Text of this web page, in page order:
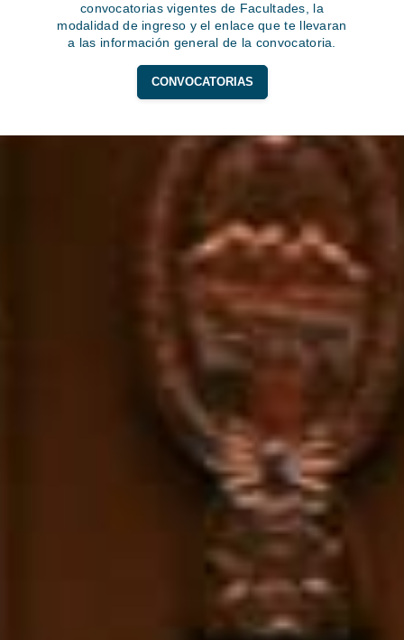
convocatorias vigentes de Facultades, la
modalidad de ingreso y el enlace que te llevaran
a las información general de la convocatoria.
CONVOCATORIAS